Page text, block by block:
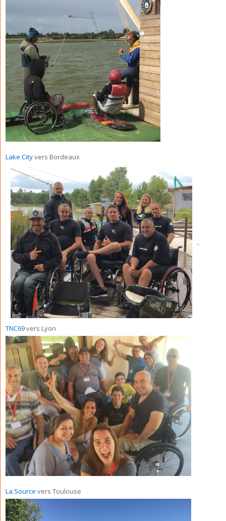
Lake Cityvers Bordeaux
,
TNC69vers Lyon
La Source vers Toulouse